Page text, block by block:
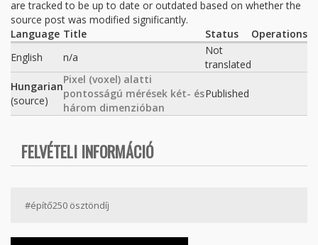
are tracked to be up to date or outdated based on whether the
source post was modified significantly.
Language Title Status
Operations
English
n/a
Not
translated
Hungarian
(source)
Pixel (voxel) alatti
pontosságú mérések két- és
három dimenzióban
Published
FELVÉTELI INFORMÁCIÓ
#építő250 ösztöndíj